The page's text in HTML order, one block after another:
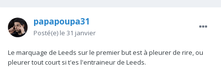
papapoupa31
Posté(e) le 31 janvier
Le marquage de Leeds sur le premier but est à pleurer de rire, ou
pleurer tout court si t'es l'entraineur de Leeds.